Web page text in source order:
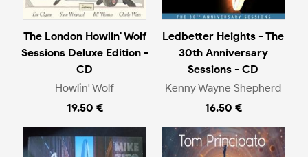
The London Howlin' Wolf
Sessions Deluxe Edition -
CD
Howlin' Wolf
19.50 €
Ledbetter Heights - The
30th Anniversary
Sessions - CD
Kenny Wayne Shepherd
16.50 €